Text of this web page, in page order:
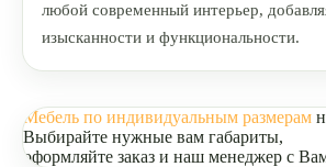
любой современный интерьер,
изысканности и функциональности.
Мебель по индивидуальным размерам
Выбирайте нужные вам габариты,
оформляйте заказ и наш менеджер с